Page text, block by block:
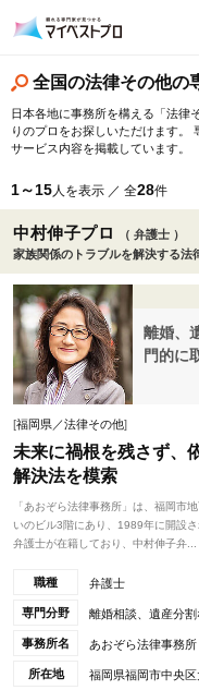
全国の法律その他の
日本各地に事務所を構える「法律
りのプロをお探しいただけます。
サービス内容を掲載しています。
1～15人を表示 ／ 全28件
中村伸子プロ
（ 弁護士 ）
家族関係のトラブルを解決する法
離婚、
門的に
[福岡県／法律その他]
未来に禍根を残さず、
解決法を模索
「あおぞら法律事務所」は、福岡市
いのビル3階にあり、1989年に開設
弁護士が在籍しており、中村伸子弁...
職種 弁護士
専門分野 離婚相談、遺産分割
事務所名 あおぞら法律事務所
所在地 福岡県福岡市中央